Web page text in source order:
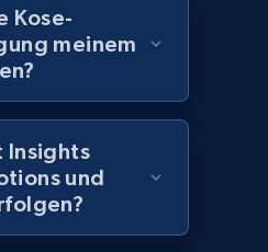
name, Manufacturer,
products by
Kose-
meinem
Insights
und